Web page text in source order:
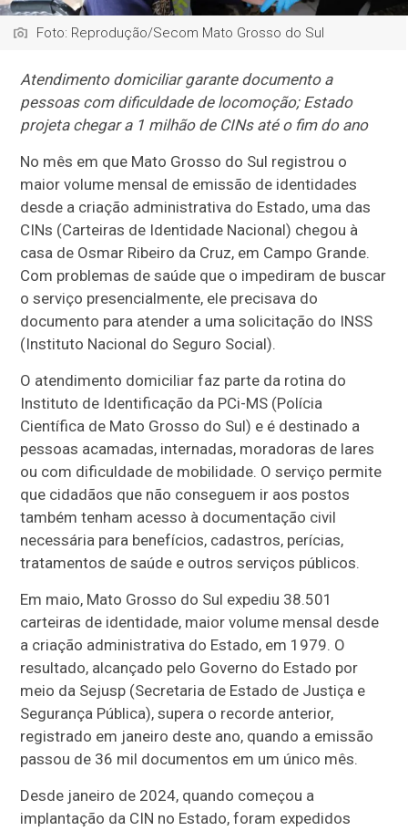
Foto: Reprodução/Secom Mato Grosso do Sul
Atendimento domiciliar garante documento a
pessoas com dificuldade de locomoção; Estado
projeta chegar a 1 milhão de CINs até o fim do ano
No mês em que Mato Grosso do Sul registrou o
maior volume mensal de emissão de identidades
desde a criação administrativa do Estado, uma das
CINs (Carteiras de Identidade Nacional) chegou à
casa de Osmar Ribeiro da Cruz, em Campo Grande.
Com problemas de saúde que o impediram de buscar
o serviço presencialmente, ele precisava do
documento para atender a uma solicitação do INSS
(Instituto Nacional do Seguro Social).
O atendimento domiciliar faz parte da rotina do
Instituto de Identificação da PCi-MS (Polícia
Científica de Mato Grosso do Sul) e é destinado a
pessoas acamadas, internadas, moradoras de lares
ou com dificuldade de mobilidade. O serviço permite
que cidadãos que não conseguem ir aos postos
também tenham acesso à documentação civil
necessária para benefícios, cadastros, perícias,
tratamentos de saúde e outros serviços públicos.
Em maio, Mato Grosso do Sul expediu 38.501
carteiras de identidade, maior volume mensal desde
a criação administrativa do Estado, em 1979. O
resultado, alcançado pelo Governo do Estado por
meio da Sejusp (Secretaria de Estado de Justiça e
Segurança Pública), supera o recorde anterior,
registrado em janeiro deste ano, quando a emissão
passou de 36 mil documentos em um único mês.
Desde janeiro de 2024, quando começou a
implantação da CIN no Estado, foram expedidos